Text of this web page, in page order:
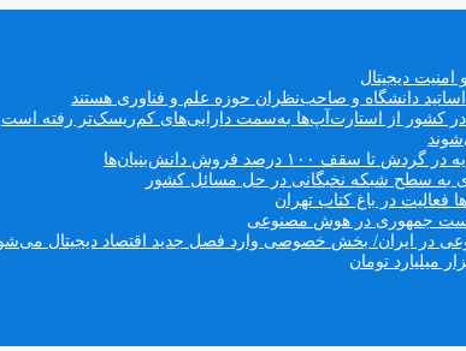
دانشگاه و صاحب‌نظران حوزه علم و فناوری هستند
کشور از استارت‌آپ‌ها به‌سمت دارایی‌های کم‌ریسک‌تر رفته است
درصد فروش دانش‌بنیان‌ها
به سطح شبکه نخبگانی در حل مسائل کشور
در باغ کتاب تهران
جمهوری در هوش مصنوعی
میلیارد تومان